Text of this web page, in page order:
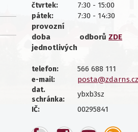
čtvrtek: 7:30 - 15:00
pátek:
7:30 - 14:30
provozní
doba
jednotlivých
odborů ZDE
telefon: 566 688 111
e-mail: posta@zdarns.cz
dat.
schránka:
ybxb3sz
IČ: 00295841